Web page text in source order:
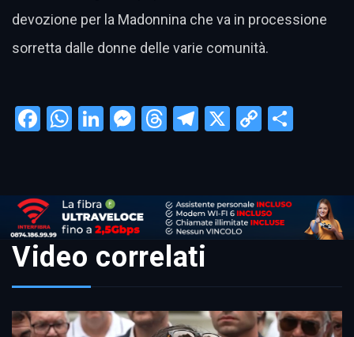
devozione per la Madonnina che va in processione
sorretta dalle donne delle varie comunità.
Facebook
WhatsApp
LinkedIn
Messenger
Threads
Telegram
X
Copy
Video correlati